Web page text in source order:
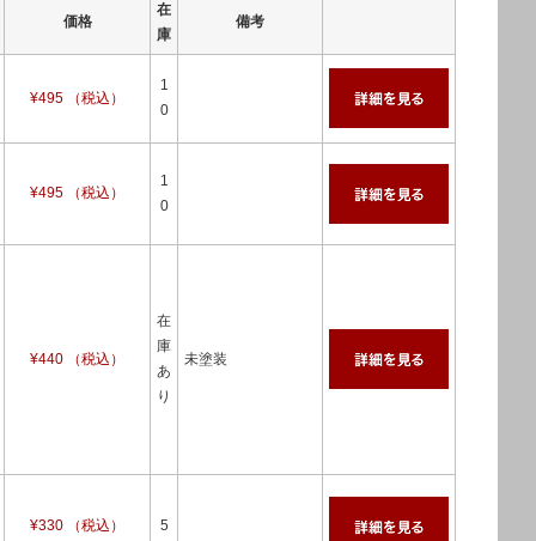
価格
在
庫
備考
¥495 （税込）
1
0
¥495 （税込）
1
0
¥440 （税込）
在
庫
あ
り
未塗装
¥330 （税込） 5